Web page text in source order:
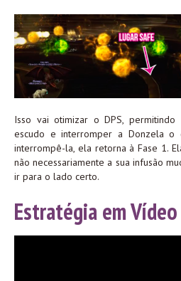
Isso vai otimizar o DPS,
escudo e interromper a Donzela o
interrompê-la, ela retorna à Fase 1.
não necessariamente a sua infusão
ir para o lado certo.
Estratégia em Vídeo